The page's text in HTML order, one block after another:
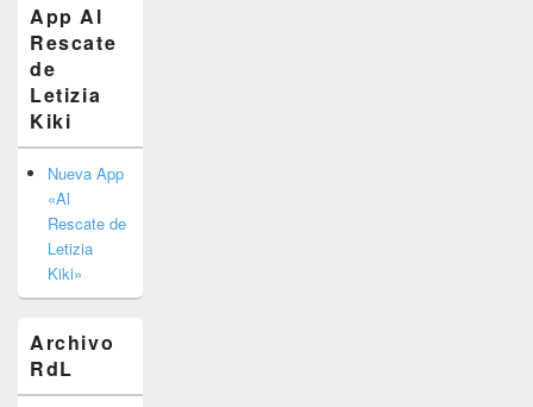
widget
barra
lateral
primaria
App Al
Rescate
de
Letizia
Kiki
Nueva App
«Al
Rescate de
Letizia
Kiki»
Archivo
RdL